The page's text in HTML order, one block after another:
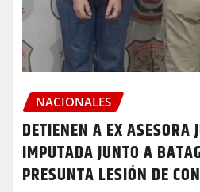
NACIONALES
DETIENEN A EX ASESORA
IMPUTADA JUNTO A
PRESUNTA LESIÓN DE